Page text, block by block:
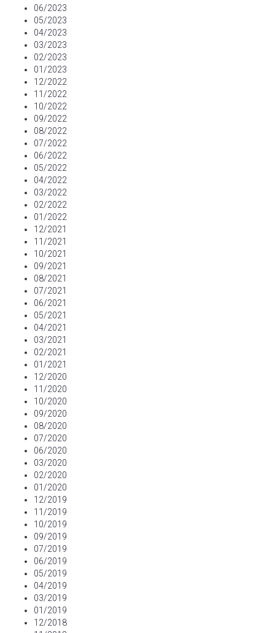
06/2023
05/2023
04/2023
03/2023
02/2023
01/2023
12/2022
11/2022
10/2022
09/2022
08/2022
07/2022
06/2022
05/2022
04/2022
03/2022
02/2022
01/2022
12/2021
11/2021
10/2021
09/2021
08/2021
07/2021
06/2021
05/2021
04/2021
03/2021
02/2021
01/2021
12/2020
11/2020
10/2020
09/2020
08/2020
07/2020
06/2020
03/2020
02/2020
01/2020
12/2019
11/2019
10/2019
09/2019
07/2019
06/2019
05/2019
04/2019
03/2019
01/2019
12/2018